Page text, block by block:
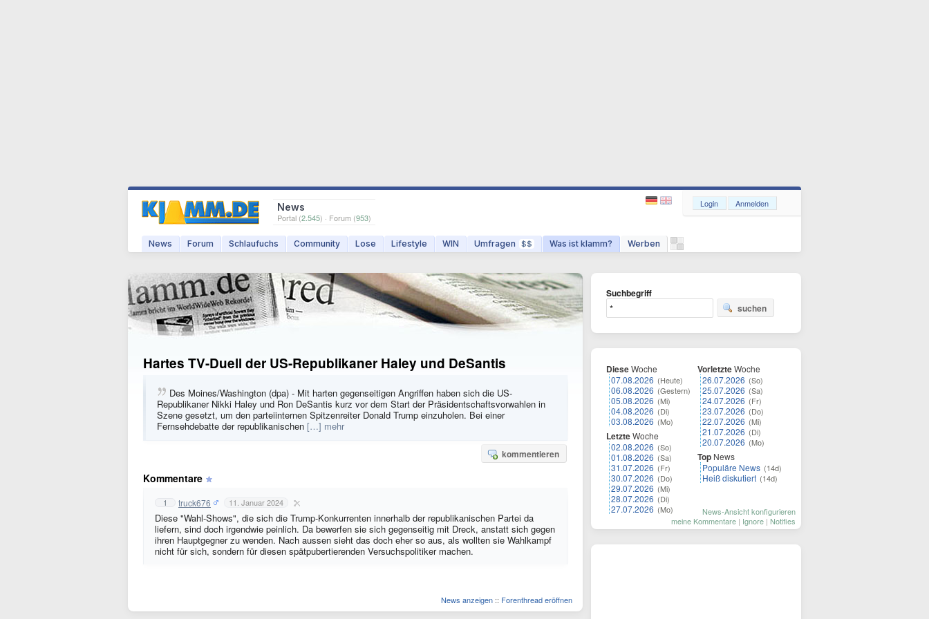
News
Portal (2.545) · Forum (953)
News Forum Schlaufuchs Community Lose Lifestyle WIN Umfragen $$ Was ist klamm? Werben
Login Anmelden
Hartes TV-Duell der US-Republikaner Haley und DeSantis
Des Moines/Washington (dpa) - Mit harten gegenseitigen Angriffen haben sich die US-
Republikaner Nikki Haley und Ron DeSantis kurz vor dem Start der Präsidentschaftsvorwahlen in
Szene gesetzt, um den parteiinternen Spitzenreiter Donald Trump einzuholen. Bei einer
Fernsehdebatte der republikanischen […] mehr
kommentieren
Kommentare
1 truck676 11. Januar 2024
Diese "Wahl-Shows", die sich die Trump-Konkurrenten innerhalb der republikanischen Partei da
liefern, sind doch irgendwie peinlich. Da bewerfen sie sich gegenseitig mit Dreck, anstatt sich gegen
ihren Hauptgegner zu wenden. Nach aussen sieht das doch eher so aus, als wollten sie Wahlkampf
nicht für sich, sondern für diesen spätpubertierenden Versuchspolitiker machen.
News anzeigen :: Forenthread eröffnen
Suchbegriff
suchen
DieseWoche
07.08.2026 (Heute)
06.08.2026 (Gestern)
05.08.2026 (Mi)
04.08.2026 (Di)
03.08.2026 (Mo)
LetzteWoche
02.08.2026 (So)
01.08.2026 (Sa)
31.07.2026 (Fr)
30.07.2026 (Do)
29.07.2026 (Mi)
28.07.2026 (Di)
27.07.2026 (Mo)
VorletzteWoche
26.07.2026 (So)
25.07.2026 (Sa)
24.07.2026 (Fr)
23.07.2026 (Do)
22.07.2026 (Mi)
21.07.2026 (Di)
20.07.2026 (Mo)
Top News
Populäre News (14d)
Heiß diskutiert (14d)
News-Ansicht konfigurieren
meine Kommentare | Ignore | Notifies